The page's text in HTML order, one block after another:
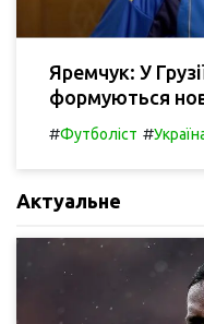
Яремчук: У
формуються
#Футболіст #
Актуальне